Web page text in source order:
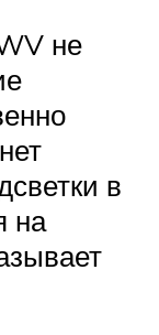
не
в
на